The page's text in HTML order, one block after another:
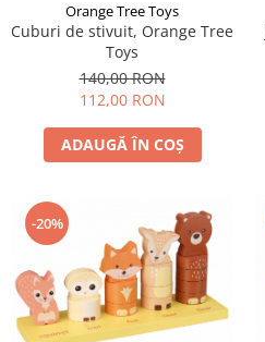
Orange Tree Toys
Cuburi de stivuit, Orange Tree
Toys
140,00 RON
112,00 RON
ADAUGĂ ÎN COȘ
-20%